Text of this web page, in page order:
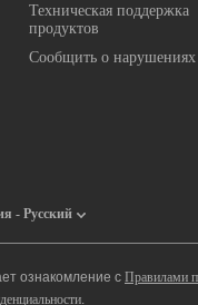
Техническая поддержка
продуктов
Сообщить о нарушениях
- Русский
ознакомление с Правилами
.